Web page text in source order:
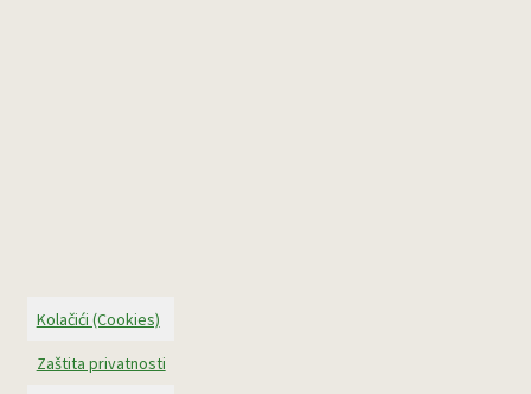
Kolačići (Cookies)
Zaštita privatnosti